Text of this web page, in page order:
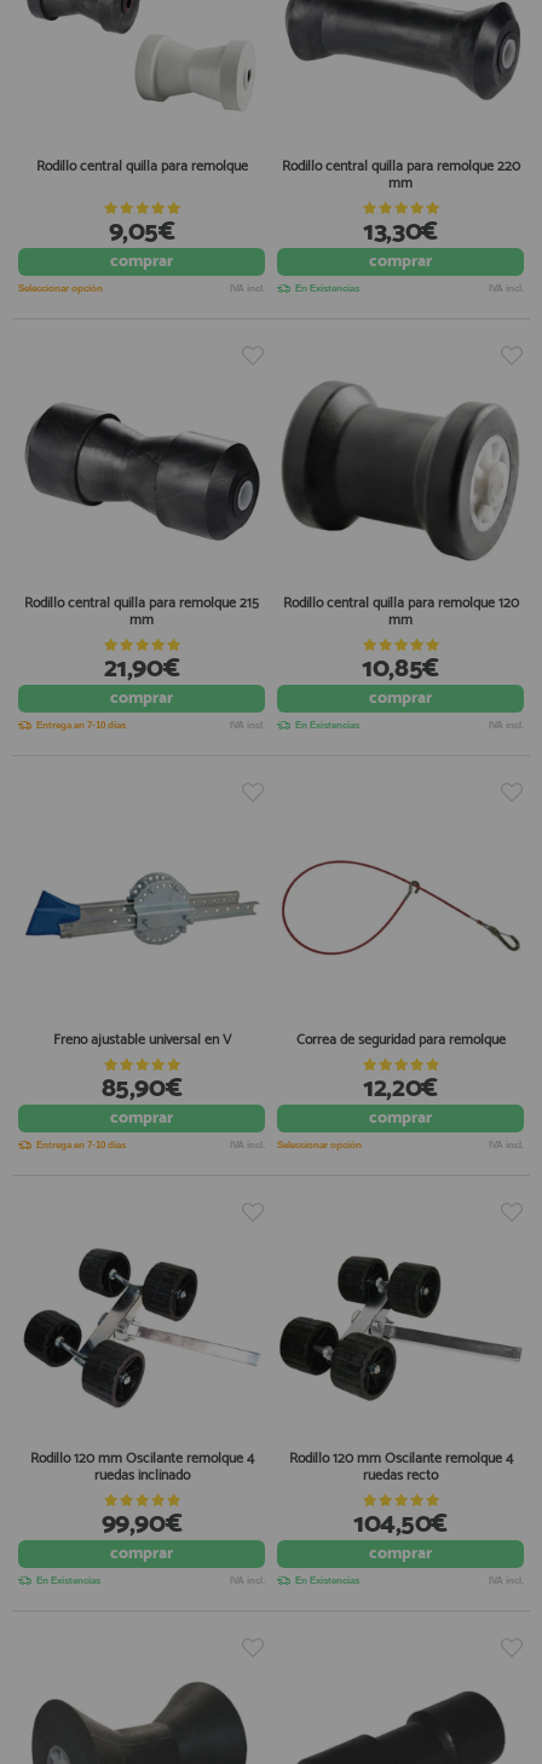
Rodillo central quilla para remolque
9,05€
comprar
Seleccionar opción IVA incl.
Rodillo central quilla para remolque 220
mm
13,30€
comprar
En Existencias IVA incl.
Rodillo central quilla para remolque 215
mm
21,90€
comprar
Entrega en 7-10 días IVA incl.
Rodillo central quilla para remolque 120
mm
10,85€
comprar
En Existencias IVA incl.
Freno ajustable universal en V
85,90€
comprar
Entrega en 7-10 días IVA incl.
Correa de seguridad para remolque
12,20€
comprar
Seleccionar opción IVA incl.
Rodillo 120 mm Oscilante remolque 4
ruedas inclinado
99,90€
comprar
En Existencias IVA incl.
Rodillo 120 mm Oscilante remolque 4
ruedas recto
104,50€
comprar
En Existencias IVA incl.